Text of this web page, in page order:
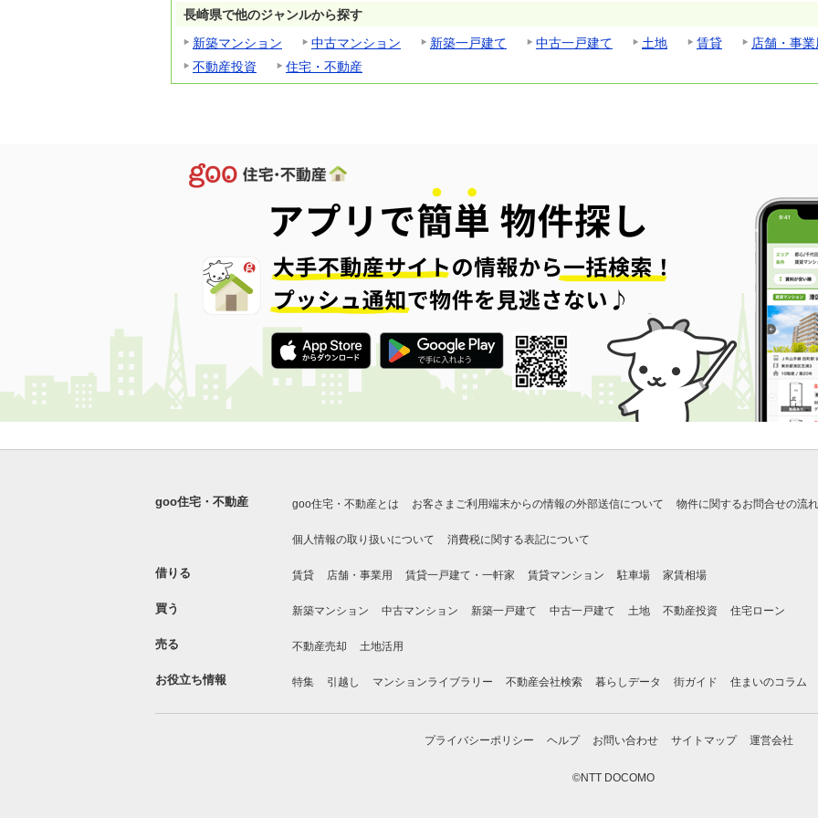
長崎県で他のジャンルから探す
新築マンション
中古マンション 新築一戸建て 中古一戸建て 土地 賃貸
店舗・事業
不動産投資
住宅・不動産
goo住宅・不動産 goo住宅・不動産とは お客さまご利用端末からの情報の外部送信について 物件に関するお問合せの流れ
個人情報の取り扱いについて 消費税に関する表記について
借りる 賃貸 店舗・事業用 賃貸一戸建て・一軒家 賃貸マンション 駐車場 家賃相場
買う 新築マンション 中古マンション 新築一戸建て 中古一戸建て 土地 不動産投資 住宅ローン
売る 不動産売却 土地活用
お役立ち情報 特集 引越し マンションライブラリー 不動産会社検索 暮らしデータ 街ガイド 住まいのコラム
プライバシーポリシー ヘルプ お問い合わせ サイトマップ 運営会社
©NTT DOCOMO